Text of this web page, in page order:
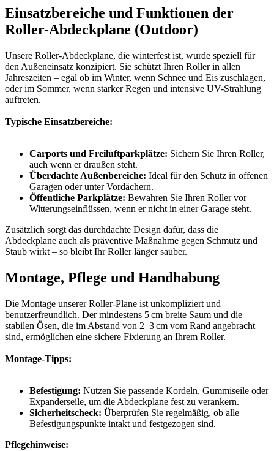
Einsatzbereiche und Funktionen der
Roller-Abdeckplane (Outdoor)
Unsere Roller-Abdeckplane, die winterfest ist, wurde speziell für
den Außeneinsatz konzipiert. Sie schützt Ihren Roller in allen
Jahreszeiten – egal ob im Winter, wenn Schnee und Eis zuschlagen,
oder im Sommer, wenn starker Regen und intensive UV-Strahlung
auftreten.
Typische Einsatzbereiche:
Carports und Freiluftparkplätze: Sichern Sie Ihren Roller,
auch wenn er draußen steht.
Überdachte Außenbereiche: Ideal für den Schutz in offenen
Garagen oder unter Vordächern.
Öffentliche Parkplätze: Bewahren Sie Ihren Roller vor
Witterungseinflüssen, wenn er nicht in einer Garage steht.
Zusätzlich sorgt das durchdachte Design dafür, dass die
Abdeckplane auch als präventive Maßnahme gegen Schmutz und
Staub wirkt – so bleibt Ihr Roller länger sauber.
Montage, Pflege und Handhabung
Die Montage unserer Roller-Plane ist unkompliziert und
benutzerfreundlich. Der mindestens 5 cm breite Saum und die
stabilen Ösen, die im Abstand von 2–3 cm vom Rand angebracht
sind, ermöglichen eine sichere Fixierung an Ihrem Roller.
Montage-Tipps:
Befestigung: Nutzen Sie passende Kordeln, Gummiseile oder
Expanderseile, um die Abdeckplane fest zu verankern.
Sicherheitscheck: Überprüfen Sie regelmäßig, ob alle
Befestigungspunkte intakt und festgezogen sind.
Pflegehinweise: